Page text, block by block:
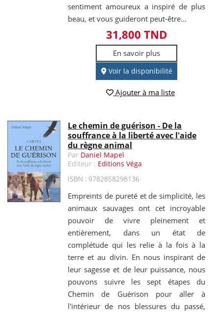
sentiment amoureux a inspiré de plus
beau, et vous guideront peut-être...
31,800 TND
En savoir plus
Voir la disponibilité
Ajouter à ma liste
Le chemin de guérison - De la
souffrance à la liberté avec l'aide
du règne animal
Par Daniel Mapel
Editeur : Editions Véga
ISBN : 9782858298136
Empreints de pureté et de simplicité, les
animaux sauvages ont cet incroyable
pouvoir de vivre pleinement et
entièrement, dans un état de
complétude qui les relie à la fois à la
terre et au divin. En nous inspirant de
leur sagesse et de leur puissance, nous
pouvons suivre les sept étapes du
Chemin de Guérison pour aller à
l'intérieur de nos blessures du passé,